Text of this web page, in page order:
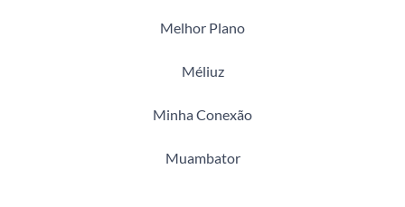
Melhor Plano
Méliuz
Minha Conexão
Muambator